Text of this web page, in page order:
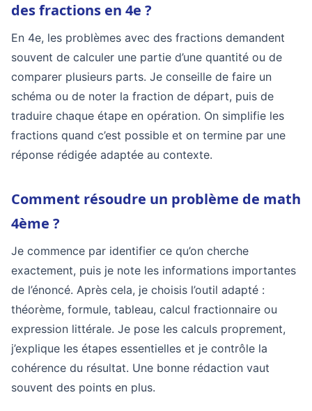
des fractions en 4e ?
En 4e, les problèmes avec des fractions demandent
souvent de calculer une partie d’une quantité ou de
comparer plusieurs parts. Je conseille de faire un
schéma ou de noter la fraction de départ, puis de
traduire chaque étape en opération. On simplifie les
fractions quand c’est possible et on termine par une
réponse rédigée adaptée au contexte.
Comment résoudre un problème de math
4ème ?
Je commence par identifier ce qu’on cherche
exactement, puis je note les informations importantes
de l’énoncé. Après cela, je choisis l’outil adapté :
théorème, formule, tableau, calcul fractionnaire ou
expression littérale. Je pose les calculs proprement,
j’explique les étapes essentielles et je contrôle la
cohérence du résultat. Une bonne rédaction vaut
souvent des points en plus.